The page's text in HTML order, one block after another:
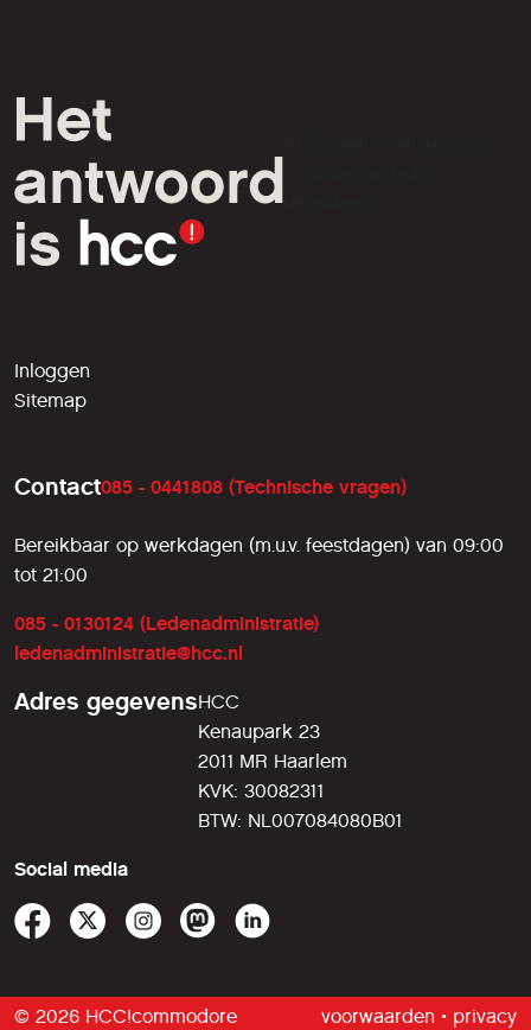
liefhebbers.
Inloggen
Sitemap
Contact085 - 0441808 (Technische vragen)
Bereikbaar op werkdagen (m.u.v. feestdagen) van 09:00
tot 21:00
085 - 0130124 (Ledenadministratie)
ledenadministratie@hcc.nl
Adres gegevensHCC
Kenaupark 23
2011 MR Haarlem
KVK: 30082311
BTW: NL007084080B01
Social media
© 2026 HCC!commodore voorwaarden • privacy